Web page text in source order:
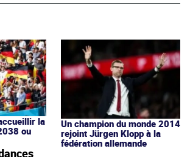
la
ou
Un champion du monde 2014
rejoint Jürgen Klopp à la
fédération allemande